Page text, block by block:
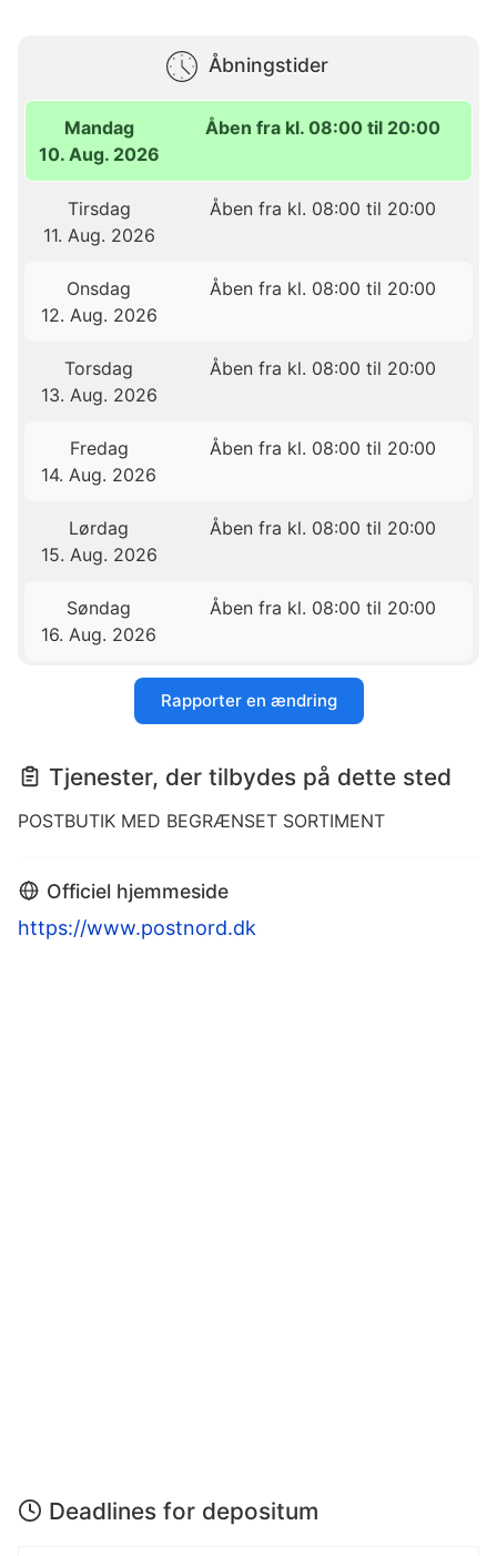
Åbningstider
Mandag
10. Aug. 2026
Åben fra kl. 08:00 til 20:00
Tirsdag
11. Aug. 2026
Åben fra kl. 08:00 til 20:00
Onsdag
12. Aug. 2026
Åben fra kl. 08:00 til 20:00
Torsdag
13. Aug. 2026
Åben fra kl. 08:00 til 20:00
Fredag
14. Aug. 2026
Åben fra kl. 08:00 til 20:00
Lørdag
15. Aug. 2026
Åben fra kl. 08:00 til 20:00
Søndag
16. Aug. 2026
Åben fra kl. 08:00 til 20:00
Rapporter en ændring
Tjenester, der tilbydes på dette sted
POSTBUTIK MED BEGRÆNSET SORTIMENT
Officiel hjemmeside
https://www.postnord.dk
Deadlines for depositum